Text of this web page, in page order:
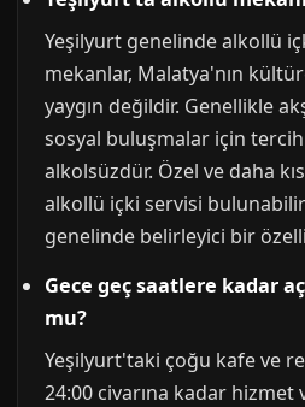
Yeşilyurt genelinde alkollü
mekanlar, Malatya'nın
yaygın değildir. Genellikle
sosyal buluşmalar için
alkolsüzdür. Özel ve daha
alkollü içki servisi
genelinde belirleyici bir
Gece geç saatlere kadar
mu?
Yeşilyurt'taki çoğu kafe ve
24:00 civarına kadar hizmet